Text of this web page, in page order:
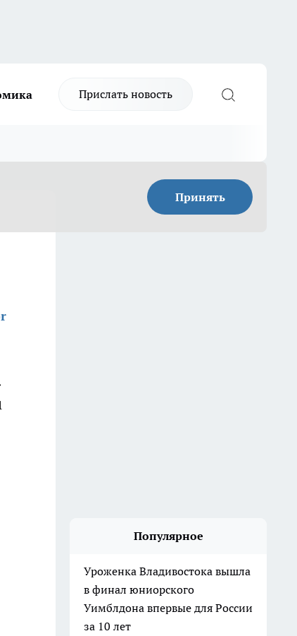
Прислать новость
Принять
Популярное
Уроженка Владивостока вышла
в финал юниорского
Уимблдона впервые для России
за 10 лет